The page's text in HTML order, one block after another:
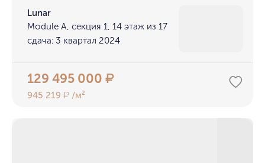
Lunar
Module A, секция 1, 14 этаж из 17
сдача: 3 квартал 2024
129 495 000₽
945 219₽ /м²